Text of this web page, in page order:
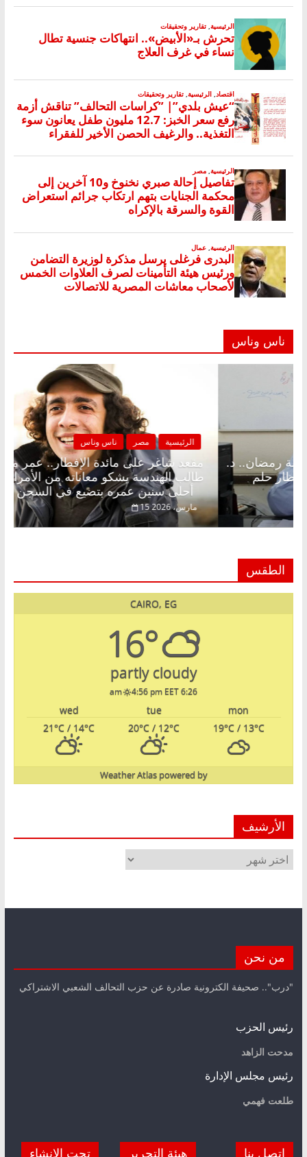
ناس وناس
الرئيسية مصر
مقعد شاغر
طالب الهندسة
أحلى سنين عمره بتضيع في السجن
15 مارس، 2026
الإفطار وبلكونة بلا زينة رمضان.. د.
فاروق خبير اقتصادي في انتظار حلم
الطقس
CAIRO, EG
16°
partly cloudy
6:26 am
4:56 pm EET
mon
tue
wed
19°C/ 13°C
20°C / 12°C
21°C / 14°C
powered by
Weather Atlas
الأرشيف
الأرشيف
من نحن
"درب".. صحيفة الكترونية صادرة عن حزب التحالف الشعبي الاشتراكي
رئيس الحزب
مدحت الزاهد
رئيس مجلس الإدارة
طلعت فهمي
اتصل بنا هيئة التحرير تحت الانشاء